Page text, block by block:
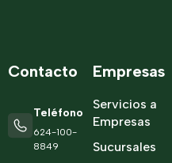
Empresas
Servicios a
Empresas
Sucursales
Contacto
Teléfono
624-100-
8849